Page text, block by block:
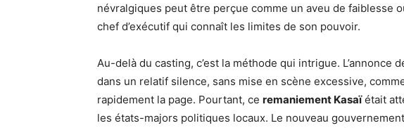
névralgiques peut être perçue comme un aveu de faiblesse
chef d’exécutif qui connaît les limites de son pouvoir.
Au-delà du casting, c’est la méthode qui intrigue. L’annonce
dans un relatif silence, sans mise en scène excessive,
rapidement la page. Pourtant, ce remaniement Kasaïétait
les états-majors politiques locaux. Le nouveau